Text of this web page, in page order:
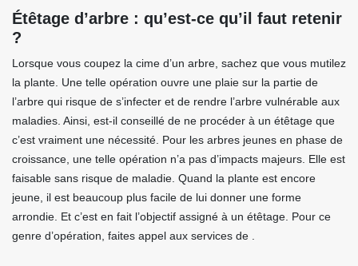
Étêtage d’arbre : qu’est-ce qu’il faut retenir
?
Lorsque vous coupez la cime d’un arbre, sachez que vous mutilez
la plante. Une telle opération ouvre une plaie sur la partie de
l’arbre qui risque de s’infecter et de rendre l’arbre vulnérable aux
maladies. Ainsi, est-il conseillé de ne procéder à un étêtage que
c’est vraiment une nécessité. Pour les arbres jeunes en phase de
croissance, une telle opération n’a pas d’impacts majeurs. Elle est
faisable sans risque de maladie. Quand la plante est encore
jeune, il est beaucoup plus facile de lui donner une forme
arrondie. Et c’est en fait l’objectif assigné à un étêtage. Pour ce
genre d’opération, faites appel aux services de .